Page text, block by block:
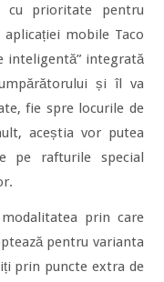
cu prioritate pentru
mobile Taco
inteligentă” integrată
și îl va
fie spre locurile de
aceștia vor putea
pe rafturile special
prin care
pentru varianta
prin puncte extra de